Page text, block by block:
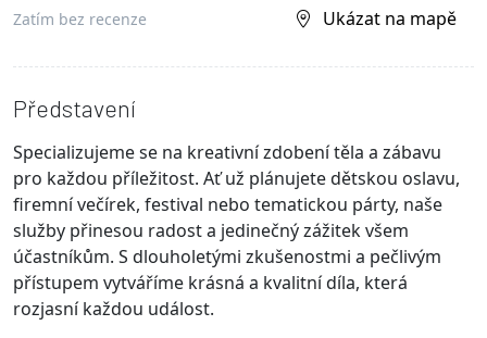
Zatím bez recenze Ukázat na mapě
Představení
Specializujeme se na kreativní zdobení těla a zábavu
pro každou příležitost. Ať už plánujete dětskou oslavu,
firemní večírek, festival nebo tematickou párty, naše
služby přinesou radost a jedinečný zážitek všem
účastníkům. S dlouholetými zkušenostmi a pečlivým
přístupem vytváříme krásná a kvalitní díla, která
rozjasní každou událost.